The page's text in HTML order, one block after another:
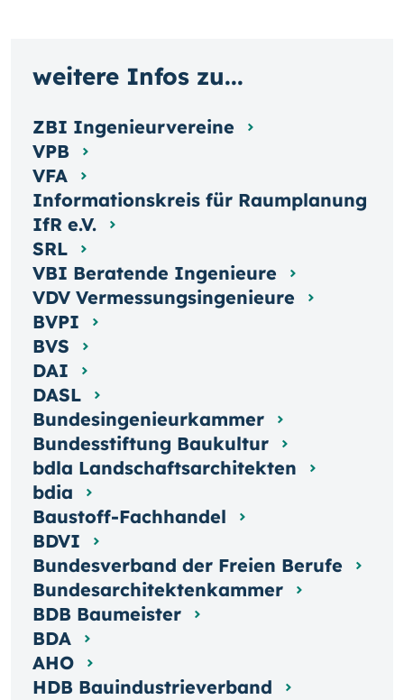
weitere Infos zu...
ZBI Ingenieurvereine
VPB
VFA
Informationskreis für Raumplanung
IfR e.V.
SRL
VBI Beratende Ingenieure
VDV Vermessungsingenieure
BVPI
BVS
DAI
DASL
Bundesingenieurkammer
Bundesstiftung Baukultur
bdla Landschaftsarchitekten
bdia
Baustoff-Fachhandel
BDVI
Bundesverband der Freien Berufe
Bundesarchitektenkammer
BDB Baumeister
BDA
AHO
HDB Bauindustrieverband